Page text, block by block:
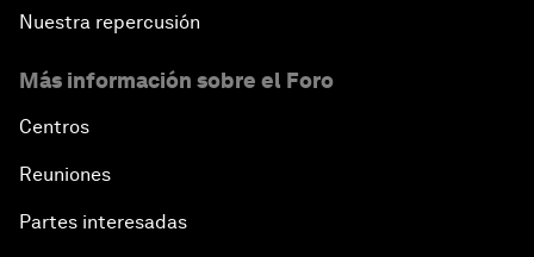
Nuestra repercusión
Más información sobre el Foro
Centros
Reuniones
Partes interesadas